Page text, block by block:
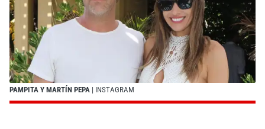
PAMPITA Y MARTÍN PEPA | INSTAGRAM